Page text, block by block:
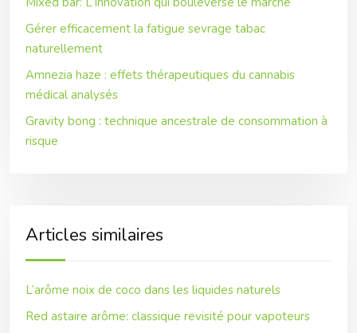
Gérer efficacement la fatigue sevrage tabac
naturellement
Amnezia haze : effets thérapeutiques du cannabis
médical analysés
Gravity bong : technique ancestrale de consommation à
risque
Articles similaires
L’arôme noix de coco dans les liquides naturels
Red astaire arôme: classique revisité pour vapoteurs